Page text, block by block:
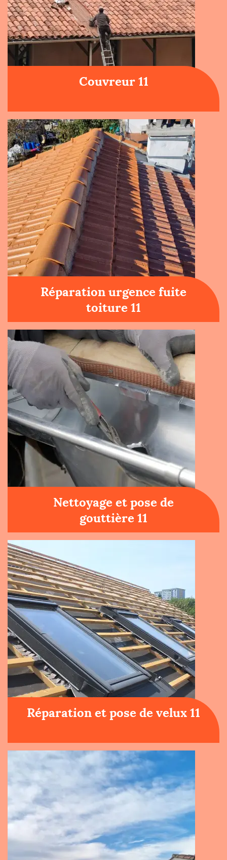
Couvreur 11
Réparation urgence fuite
toiture 11
Nettoyage et pose de
gouttière 11
Réparation et pose de velux 11